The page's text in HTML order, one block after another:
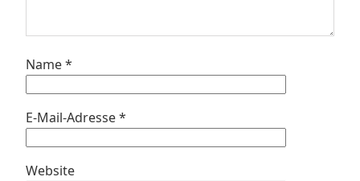
Name*
E-Mail-Adresse*
Website